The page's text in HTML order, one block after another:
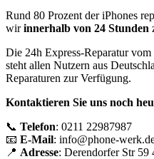
Rund 80 Prozent der iPhones
wirinnerhalb von 24 Stunden
Die 24h Express-Reparatur
steht allen Nutzern aus
Reparaturen zur Verfügung.
Kontaktieren Sie uns noch
📞 Telefon: 0211 22987987
📧 E-Mail: info@phone-
📍 Adresse: Derendorfer Str 59